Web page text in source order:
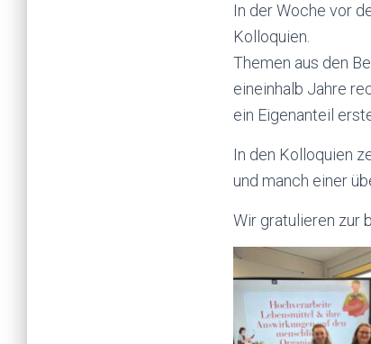
In der Woche vor
Kolloquien.
Themen aus den
eineinhalb Jahre
ein Eigenanteil
In den Kolloquien
und manch einer
Wir gratulieren zur